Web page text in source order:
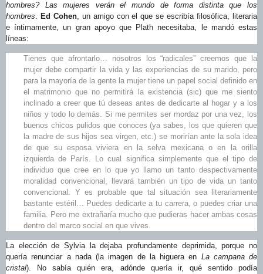
hombres? Las mujeres verán el mundo de forma distinta que los
hombres. Ed Cohen, un amigo con el que se escribía filosófica, literaria
e íntimamente, un gran apoyo que Plath necesitaba, le mandó estas
líneas:
Tienes que afrontarlo… nosotros los “radicales” creemos que la
mujer debe compartir la vida y las experiencias de su marido, pero
para la mayoría de la gente la mujer tiene un papel social definido en
el matrimonio que no permitirá la existencia (sic) que me siento
inclinado a creer que tú deseas antes de dedicarte al hogar y a los
niños y todo lo demás. Si me permites ser mordaz por una vez, los
buenos chicos pulidos que conoces (ya sabes, los que quieren que
la madre de sus hijos sea virgen, etc.) se morirían ante la sola idea
de que su esposa viviera en la selva mexicana o en la orilla
izquierda de París. Lo cual significa simplemente que el tipo de
individuo que cree en lo que yo llamo un tanto despectivamente
moralidad convencional, llevará también un tipo de vida un tanto
convencional. Y es probable que tal situación sea literariamente
bastante estéril… Puedes dedicarte a tu carrera, o puedes criar una
familia. Pero me extrañaría mucho que pudieras hacer ambas cosas
dentro del marco social en que vives.
La elección de Sylvia la dejaba profundamente deprimida, porque no
quería renunciar a nada (la imagen de la higuera en La campana de
cristal). No sabía quién era, adónde quería ir, qué sentido podía